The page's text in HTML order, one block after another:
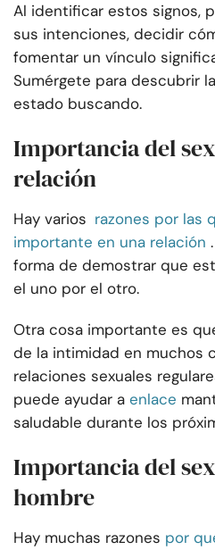
Al identificar estos signos,
sus intenciones, decidir
fomentar un vínculo
Sumérgete para descubrir
estado buscando.
Importancia del
relación
Hay varios razones por las
importante en una relación
forma de demostrar que
el uno por el otro.
Otra cosa importante es
de la intimidad en muchos
relaciones sexuales
puede ayudar a enlace
saludable durante los
Importancia del
hombre
Hay muchas razones por